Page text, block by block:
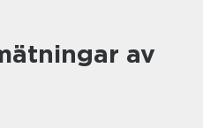
av